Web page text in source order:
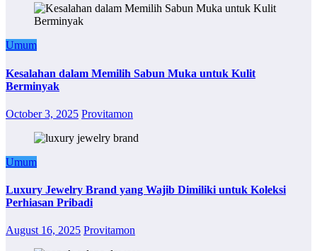
Umum
Kesalahan dalam Memilih Sabun Muka untuk Kulit
Berminyak
October 3, 2025 Provitamon
Umum
Luxury Jewelry Brand yang Wajib Dimiliki untuk Koleksi
Perhiasan Pribadi
August 16, 2025 Provitamon